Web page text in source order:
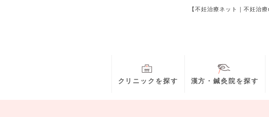
【不妊治療ネット｜不妊治
クリニックを探す 漢方・鍼灸院を探す